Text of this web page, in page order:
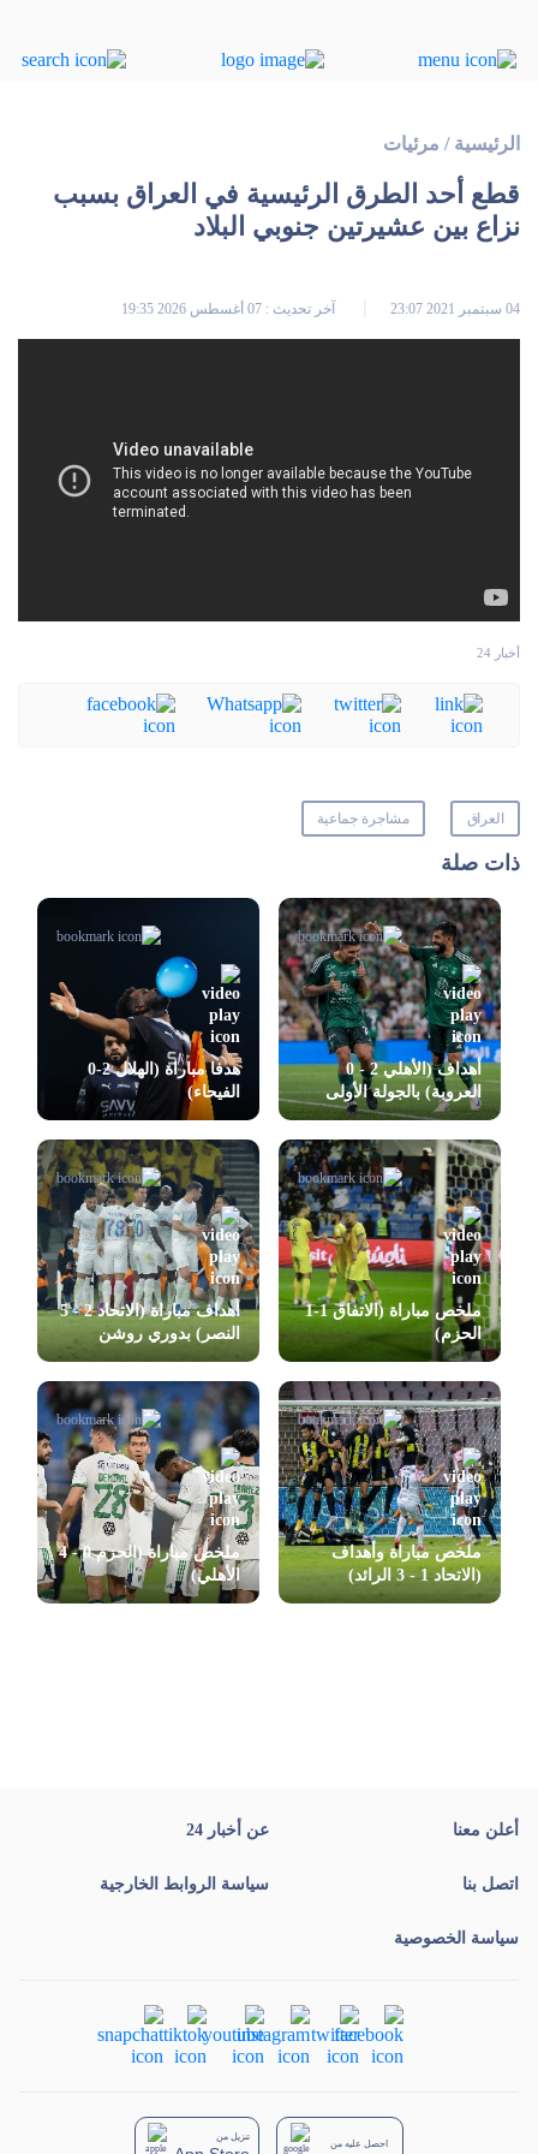
الرئيسية / مرئيات
قطع أحد الطرق الرئيسية في العراق بسبب
نزاع بين عشيرتين جنوبي البلاد
04 سبتمبر 2021 23:07 آخر تحديث : 07 أغسطس 2026 19:35
أخبار 24
العراق مشاجرة جماعية
ذات صلة
أهداف (الأهلي 2 - 0
العروبة) بالجولة الأولى
بدوري روشن
هدفا مباراة (الهلال 2-0
الفيحاء)
ملخص مباراة (الاتفاق 1-1
الحزم)
أهداف مباراة (الاتحاد 2 - 5
النصر) بدوري روشن
ملخص مباراة وأهداف
(الاتحاد 1 - 3 الرائد)
ملخص مباراة (الحزم 0 - 4
الأهلي)
أعلن معنا عن أخبار 24
اتصل بنا سياسة الروابط الخارجية
سياسة الخصوصية
تنزيل من
احصل عليه من